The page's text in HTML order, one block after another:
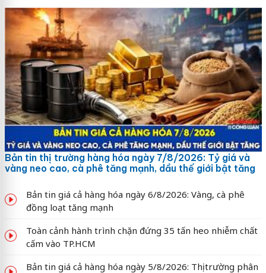
Bản tin thị trường hàng hóa ngày 7/8/2026: Tỷ giá và
vàng neo cao, cà phê tăng mạnh, dầu thế giới bật tăng
Bản tin giá cả hàng hóa ngày 6/8/2026: Vàng, cà phê
đồng loạt tăng mạnh
Toàn cảnh hành trình chặn đứng 35 tấn heo nhiễm chất
cấm vào TP.HCM
Bản tin giá cả hàng hóa ngày 5/8/2026: Thị trường phân